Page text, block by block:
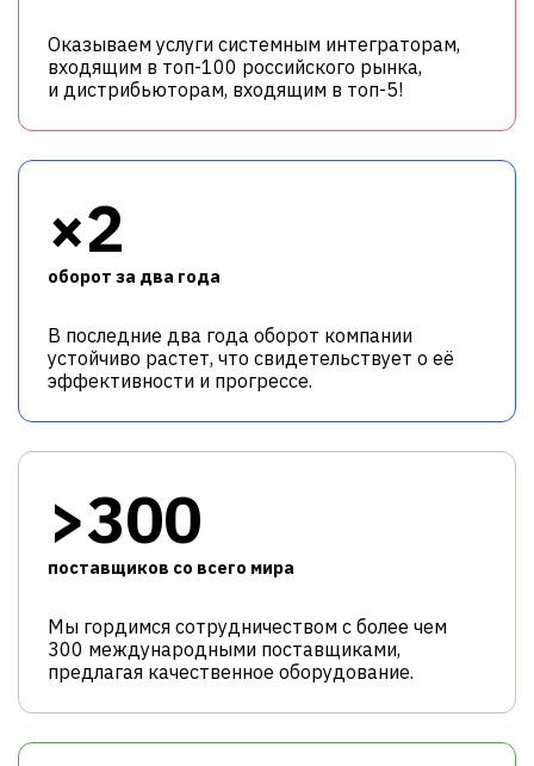
Оказываем услуги системным интеграторам,
входящим в топ-100 российского рынка,
и дистрибьюторам, входящим в топ-5!
×2
оборот за два года
В последние два года оборот компании
устойчиво растет, что свидетельствует о её
эффективности и прогрессе.
>300
поставщиков со всего мира
Мы гордимся сотрудничеством с более чем
300 международными поставщиками,
предлагая качественное оборудование.